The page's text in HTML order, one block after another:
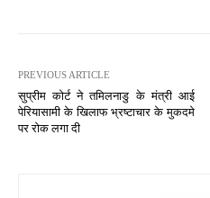
PREVIOUS ARTICLE
सुप्रीम कोर्ट ने तमिलनाडु के मंत्री आई
पेरियासामी के खिलाफ भ्रष्टाचार के मुकदमे
पर रोक लगा दी